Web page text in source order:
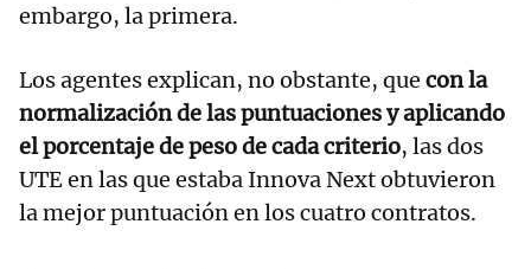
embargo, la primera.
Los agentes explican, no obstante, que con la
normalización de las puntuaciones y aplicando
el porcentaje de peso de cada criterio, las dos
UTE en las que estaba Innova Next obtuvieron
la mejor puntuación en los cuatro contratos.